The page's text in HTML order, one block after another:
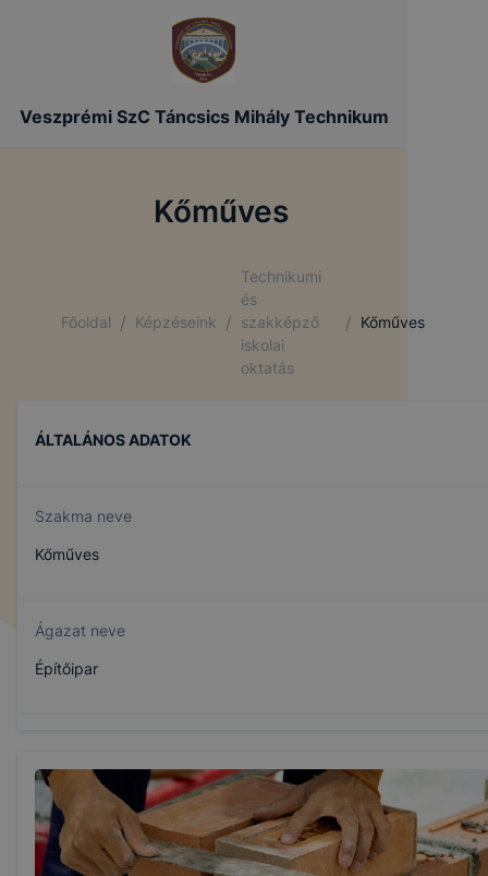
Veszprémi SzC Táncsics Mihály Technikum
Kőműves
Főoldal / Képzéseink /
Technikumi
és
szakképző
iskolai
oktatás
/ Kőműves
ÁLTALÁNOS ADATOK
Szakma neve
Kőműves
Ágazat neve
Építőipar
407320608
Képzés időtartama